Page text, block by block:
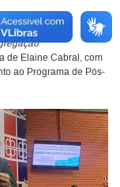
Pobreza,
de Elaine Cabral, com
ao Programa de Pós-